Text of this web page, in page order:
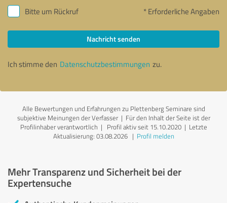
Bitte um Rückruf * Erforderliche Angaben
Nachricht senden
Ich stimme den Datenschutzbestimmungen zu.
Alle Bewertungen und Erfahrungen zu Plettenberg Seminare sind
subjektive Meinungen der Verfasser | Für den Inhalt der Seite ist der
Profilinhaber verantwortlich | Profil aktiv seit 15.10.2020 | Letzte
Aktualisierung: 03.08.2026| Profil melden
Mehr Transparenz und Sicherheit bei der
Expertensuche